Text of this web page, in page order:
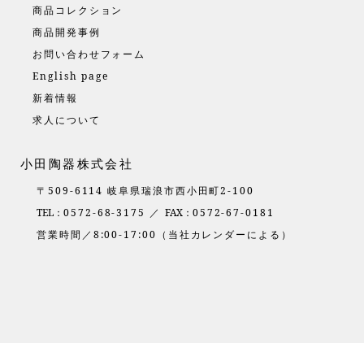
商品コレクション
商品開発事例
お問い合わせフォーム
English page
新着情報
求人について
小田陶器株式会社
〒509-6114 岐阜県瑞浪市西小田町2-100
TEL： 0572-68-3175 ／ FAX： 0572-67-0181
営業時間／8:00-17:00（当社カレンダーによる）